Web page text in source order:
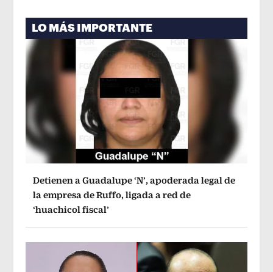
LO MÁS IMPORTANTE
Detienen a Guadalupe ‘N’, apoderada legal de
la empresa de Ruffo, ligada a red de
‘huachicol fiscal’